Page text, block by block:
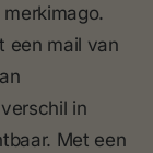
een mail van
in
Met een